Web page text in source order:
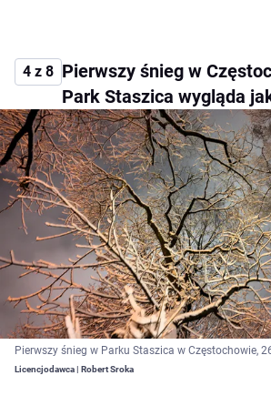
4 z 8 Pierwszy śnieg w
Park Staszica wygląda
Pierwszy śnieg w Parku Staszica w Częstochowie,
Licencjodawca | Robert Sroka